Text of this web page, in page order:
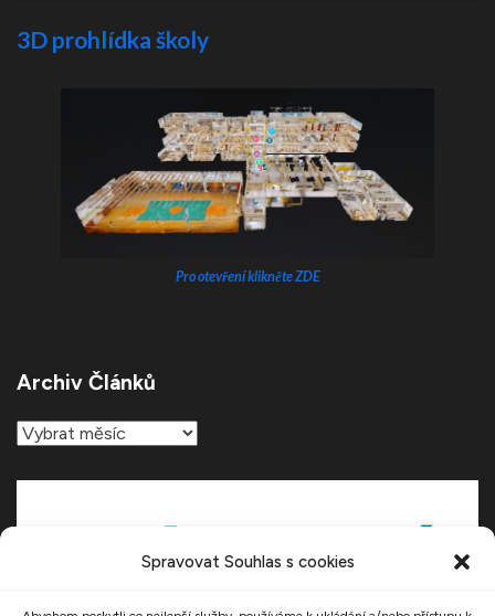
Spravovat Souhlas s cookies
3D prohlídka školy
Pro otevření klikněte ZDE
Archiv Článků
Archiv